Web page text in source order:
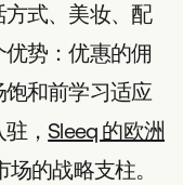
式、美妆、配
势：优惠的佣
和前学习适应
驻，Sleeq 的欧洲
的战略支柱。